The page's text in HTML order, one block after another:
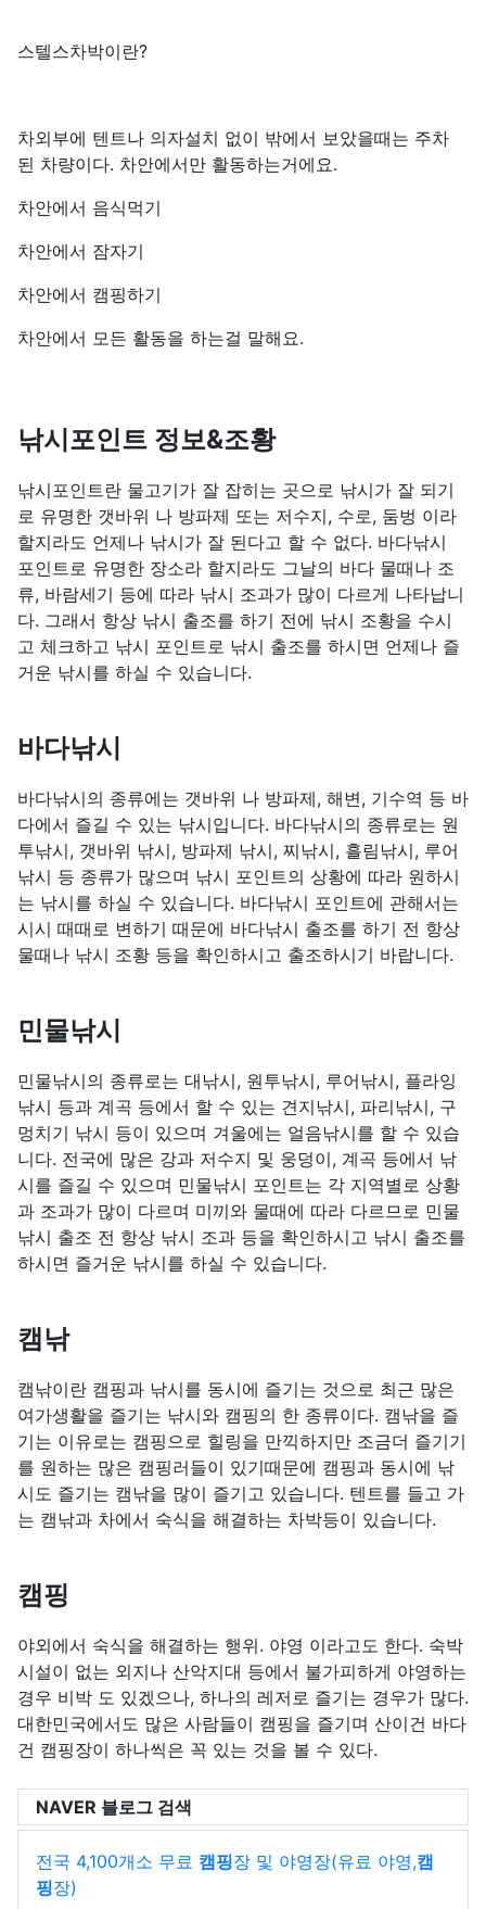
스텔스차박이란?
차외부에 텐트나 의자설치 없이 밖에서 보았을때는 주차
된 차량이다. 차안에서만 활동하는거에요.
차안에서 음식먹기
차안에서 잠자기
차안에서 캠핑하기
차안에서 모든 활동을 하는걸 말해요.
낚시포인트 정보&조황
낚시포인트란 물고기가 잘 잡히는 곳으로 낚시가 잘 되기
로 유명한 갯바위 나 방파제 또는 저수지, 수로, 둠벙 이라
할지라도 언제나 낚시가 잘 된다고 할 수 없다. 바다낚시
포인트로 유명한 장소라 할지라도 그날의 바다 물때나 조
류, 바람세기 등에 따라 낚시 조과가 많이 다르게 나타납니
다. 그래서 항상 낚시 출조를 하기 전에 낚시 조황을 수시
고 체크하고 낚시 포인트로 낚시 출조를 하시면 언제나 즐
거운 낚시를 하실 수 있습니다.
바다낚시
바다낚시의 종류에는 갯바위 나 방파제, 해변, 기수역 등 바
다에서 즐길 수 있는 낚시입니다. 바다낚시의 종류로는 원
투낚시, 갯바위 낚시, 방파제 낚시, 찌낚시, 흘림낚시, 루어
낚시 등 종류가 많으며 낚시 포인트의 상황에 따라 원하시
는 낚시를 하실 수 있습니다. 바다낚시 포인트에 관해서는
시시 때때로 변하기 때문에 바다낚시 출조를 하기 전 항상
물때나 낚시 조황 등을 확인하시고 출조하시기 바랍니다.
민물낚시
민물낚시의 종류로는 대낚시, 원투낚시, 루어낚시, 플라잉
낚시 등과 계곡 등에서 할 수 있는 견지낚시, 파리낚시, 구
멍치기 낚시 등이 있으며 겨울에는 얼음낚시를 할 수 있습
니다. 전국에 많은 강과 저수지 및 웅덩이, 계곡 등에서 낚
시를 즐길 수 있으며 민물낚시 포인트는 각 지역별로 상황
과 조과가 많이 다르며 미끼와 물때에 따라 다르므로 민물
낚시 출조 전 항상 낚시 조과 등을 확인하시고 낚시 출조를
하시면 즐거운 낚시를 하실 수 있습니다.
캠낚
캠낚이란 캠핑과 낚시를 동시에 즐기는 것으로 최근 많은
여가생활을 즐기는 낚시와 캠핑의 한 종류이다. 캠낚을 즐
기는 이유로는 캠핑으로 힐링을 만끽하지만 조금더 즐기기
를 원하는 많은 캠핑러들이 있기때문에 캠핑과 동시에 낚
시도 즐기는 캠낚을 많이 즐기고 있습니다. 텐트를 들고 가
는 캠낚과 차에서 숙식을 해결하는 차박등이 있습니다.
캠핑
야외에서 숙식을 해결하는 행위. 야영 이라고도 한다. 숙박
시설이 없는 외지나 산악지대 등에서 불가피하게 야영하는
경우 비박 도 있겠으나, 하나의 레저로 즐기는 경우가 많다.
대한민국에서도 많은 사람들이 캠핑을 즐기며 산이건 바다
건 캠핑장이 하나씩은 꼭 있는 것을 볼 수 있다.
NAVER 블로그 검색
전국 4,100개소 무료 캠핑장 및 야영장(유료 야영,캠
핑장)